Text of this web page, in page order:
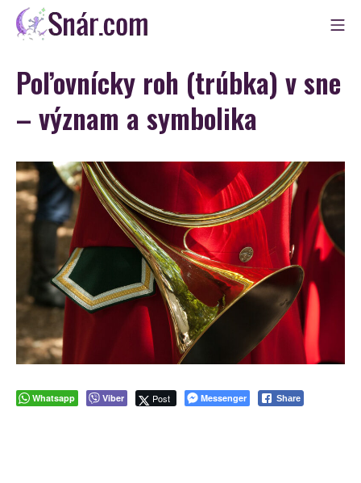
Skip
Snár
Poľovnícky roh (trúbka) v sne
– význam a symbolika
Whatsapp Viber Post Messenger Share